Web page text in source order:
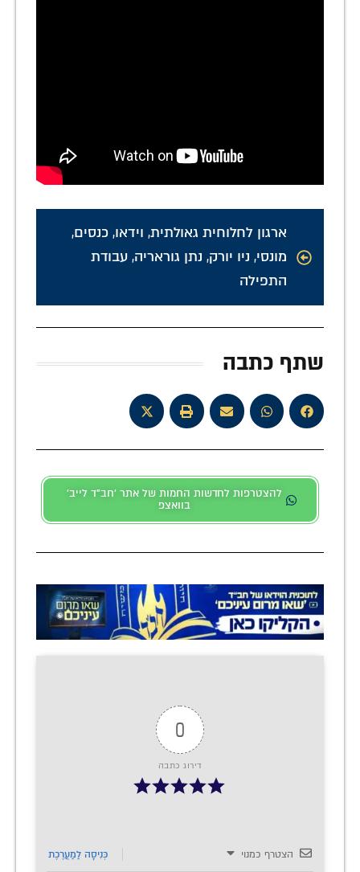
ארגון לחלוחית גאולתית, וידאו, כנסים,
מונסי, ניו יורק, נתן גוראריה, עבודת
התפילה
שתף כתבה
להצטרפות לחדשות החמות של אתר 'חב"ד לייב'
בוואצפ
0
דירוג כתבה
הצטרף כמנוי כְּנִיסָה לַמַעֲרֶכֶת